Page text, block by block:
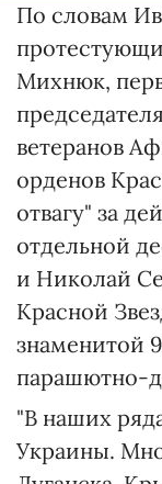
По словам
Михнюк,
ветеранов
орденов
отвагу" за
отдельной
и Николай
Красной
знаменитой
парашютно-
"В наших
Украины.